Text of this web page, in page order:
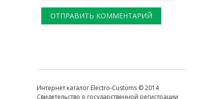
Интернет каталог Electro-Customs © 2014
Свидетельство о государственной регистрации